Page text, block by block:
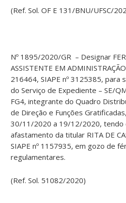
(Ref. Sol. OF E 131/BNU/UFSC/
Nº 1895/2020/GR – Designar
ASSISTENTE EM
216464, SIAPE nº 3125385, para
do Serviço de Expediente – SE/
FG4, integrante do Quadro
de Direção e Funções
30/11/2020 a 19/12/2020, tendo
afastamento da titular RITA DE
SIAPE nº 1157935, em gozo de
regulamentares.
(Ref. Sol. 51082/2020)